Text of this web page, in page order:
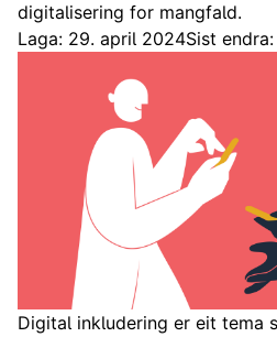
digitalisering for mangfald.
Laga: 29. april 2024Sist
Digital inkludering er eit tema